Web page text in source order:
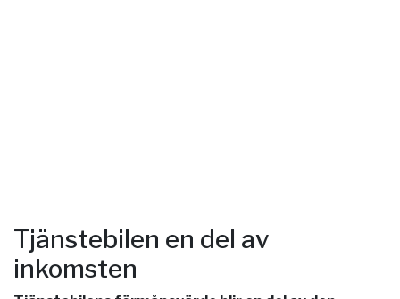
Tjänstebilen en del av
inkomsten